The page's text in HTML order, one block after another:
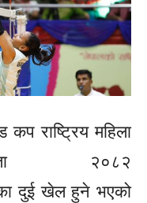
कप राष्ट्रिय महिला
२०८२
दुई खेल हुने भएको